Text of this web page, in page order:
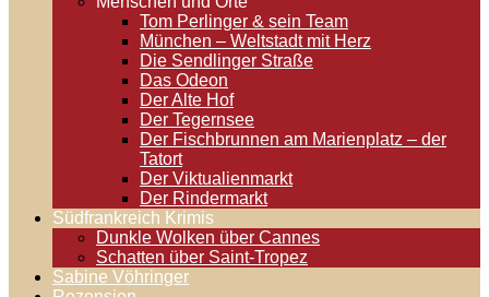
Tom Perlinger & sein Team
München – Weltstadt mit Herz
Die Sendlinger Straße
Das Odeon
Der Alte Hof
Der Tegernsee
Der Fischbrunnen am Marienplatz – der
Tatort
Der Viktualienmarkt
Der Rindermarkt
Südfrankreich Krimis
Dunkle Wolken über Cannes
Schatten über Saint-Tropez
Sabine Vöhringer